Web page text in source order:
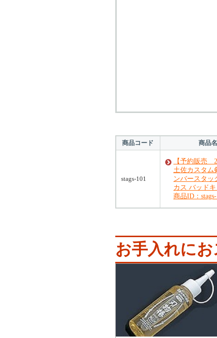
商品コード 商品名
stags-101
【予約販売
土佐カスタム
ンバースタッ
カス バッド
商品ID：
お手入れに